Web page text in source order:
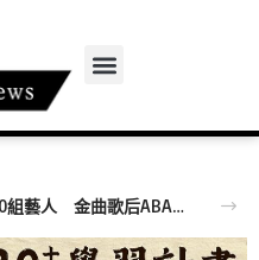
全民同樂 打狗祭三大免費舞台20組藝人 金曲歌后ABAO阿爆、布拉瑞揚舞團熱力引爆